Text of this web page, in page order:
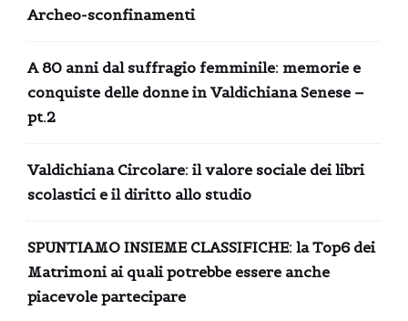
Archeo-sconfinamenti
A 80 anni dal suffragio femminile: memorie e
conquiste delle donne in Valdichiana Senese –
pt.2
Valdichiana Circolare: il valore sociale dei libri
scolastici e il diritto allo studio
SPUNTIAMO INSIEME CLASSIFICHE: la Top6 dei
Matrimoni ai quali potrebbe essere anche
piacevole partecipare